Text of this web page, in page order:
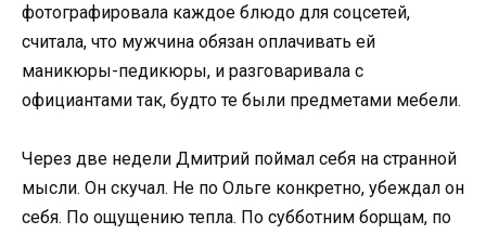
фотографировала каждое блюдо для соцсетей,
считала, что мужчина обязан оплачивать ей
маникюры-педикюры, и разговаривала с
официантами так, будто те были предметами мебели.
Через две недели Дмитрий поймал себя на странной
мысли. Он скучал. Не по Ольге конкретно, убеждал он
себя. По ощущению тепла. По субботним борщам, по